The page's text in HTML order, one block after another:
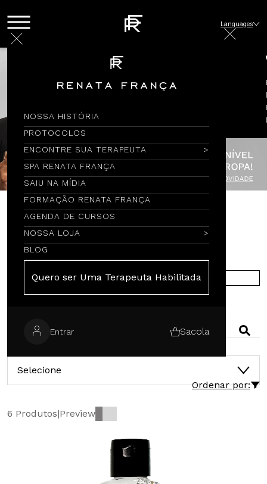
NOSSA HISTÓRIA
PROTOCOLOS
ENCONTRE SUA TERAPEUTA
SPA RENATA FRANÇA
SAIU NA MÍDIA
FORMAÇÃO RENATA FRANÇA
AGENDA DE CURSOS
NOSSA LOJA
BLOG
Quero ser Uma Terapeuta Habilitada
Entrar Sacola
Languages
Encontre por Nome
COMPRE NA EUROPA
Selecione
Ordenar por:
6 Produtos|Preview